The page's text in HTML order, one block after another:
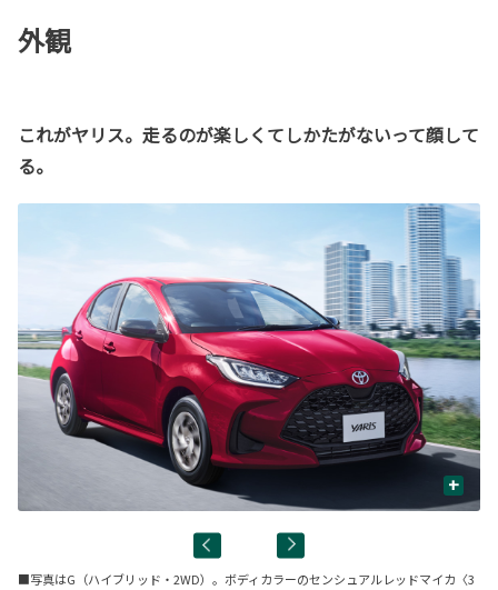
外観
これがヤリス。走るのが楽しくてしかたがないって顔して
る。
+
■写真はG（ハイブリッド・2WD）。ボディカラーのセンシュアルレッドマイカ〈3